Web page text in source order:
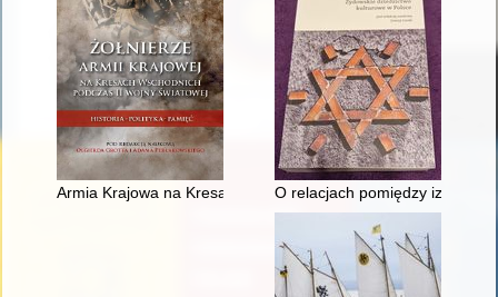
Armia Krajowa na Kresach Północno-Wschodnich II
O relacjach pomiędzy